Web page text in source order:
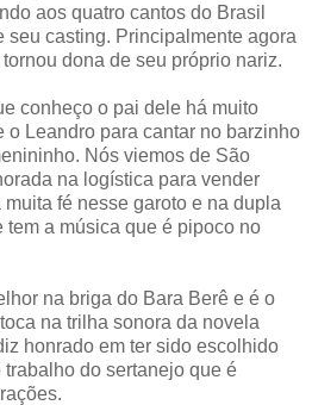
aos quatro cantos do Brasil
seu casting. Principalmente agora
dona de seu próprio nariz.
conheço o pai dele há muito
o Leandro para cantar no barzinho
Nós viemos de São
na logística para vender
fé nesse garoto e na dupla
a música que é pipoco no
na briga do Bara Berê e é o
na trilha sonora da novela
honrado em ter sido escolhido
do sertanejo que é